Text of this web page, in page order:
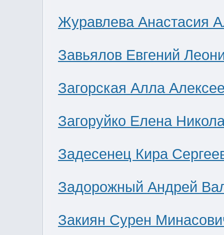
Журавлева Анастасия
Завьялов Евгений
Загорская Алла
Загоруйко Елена
Задесенец Кира
Задорожный Андрей
Закиян Сурен